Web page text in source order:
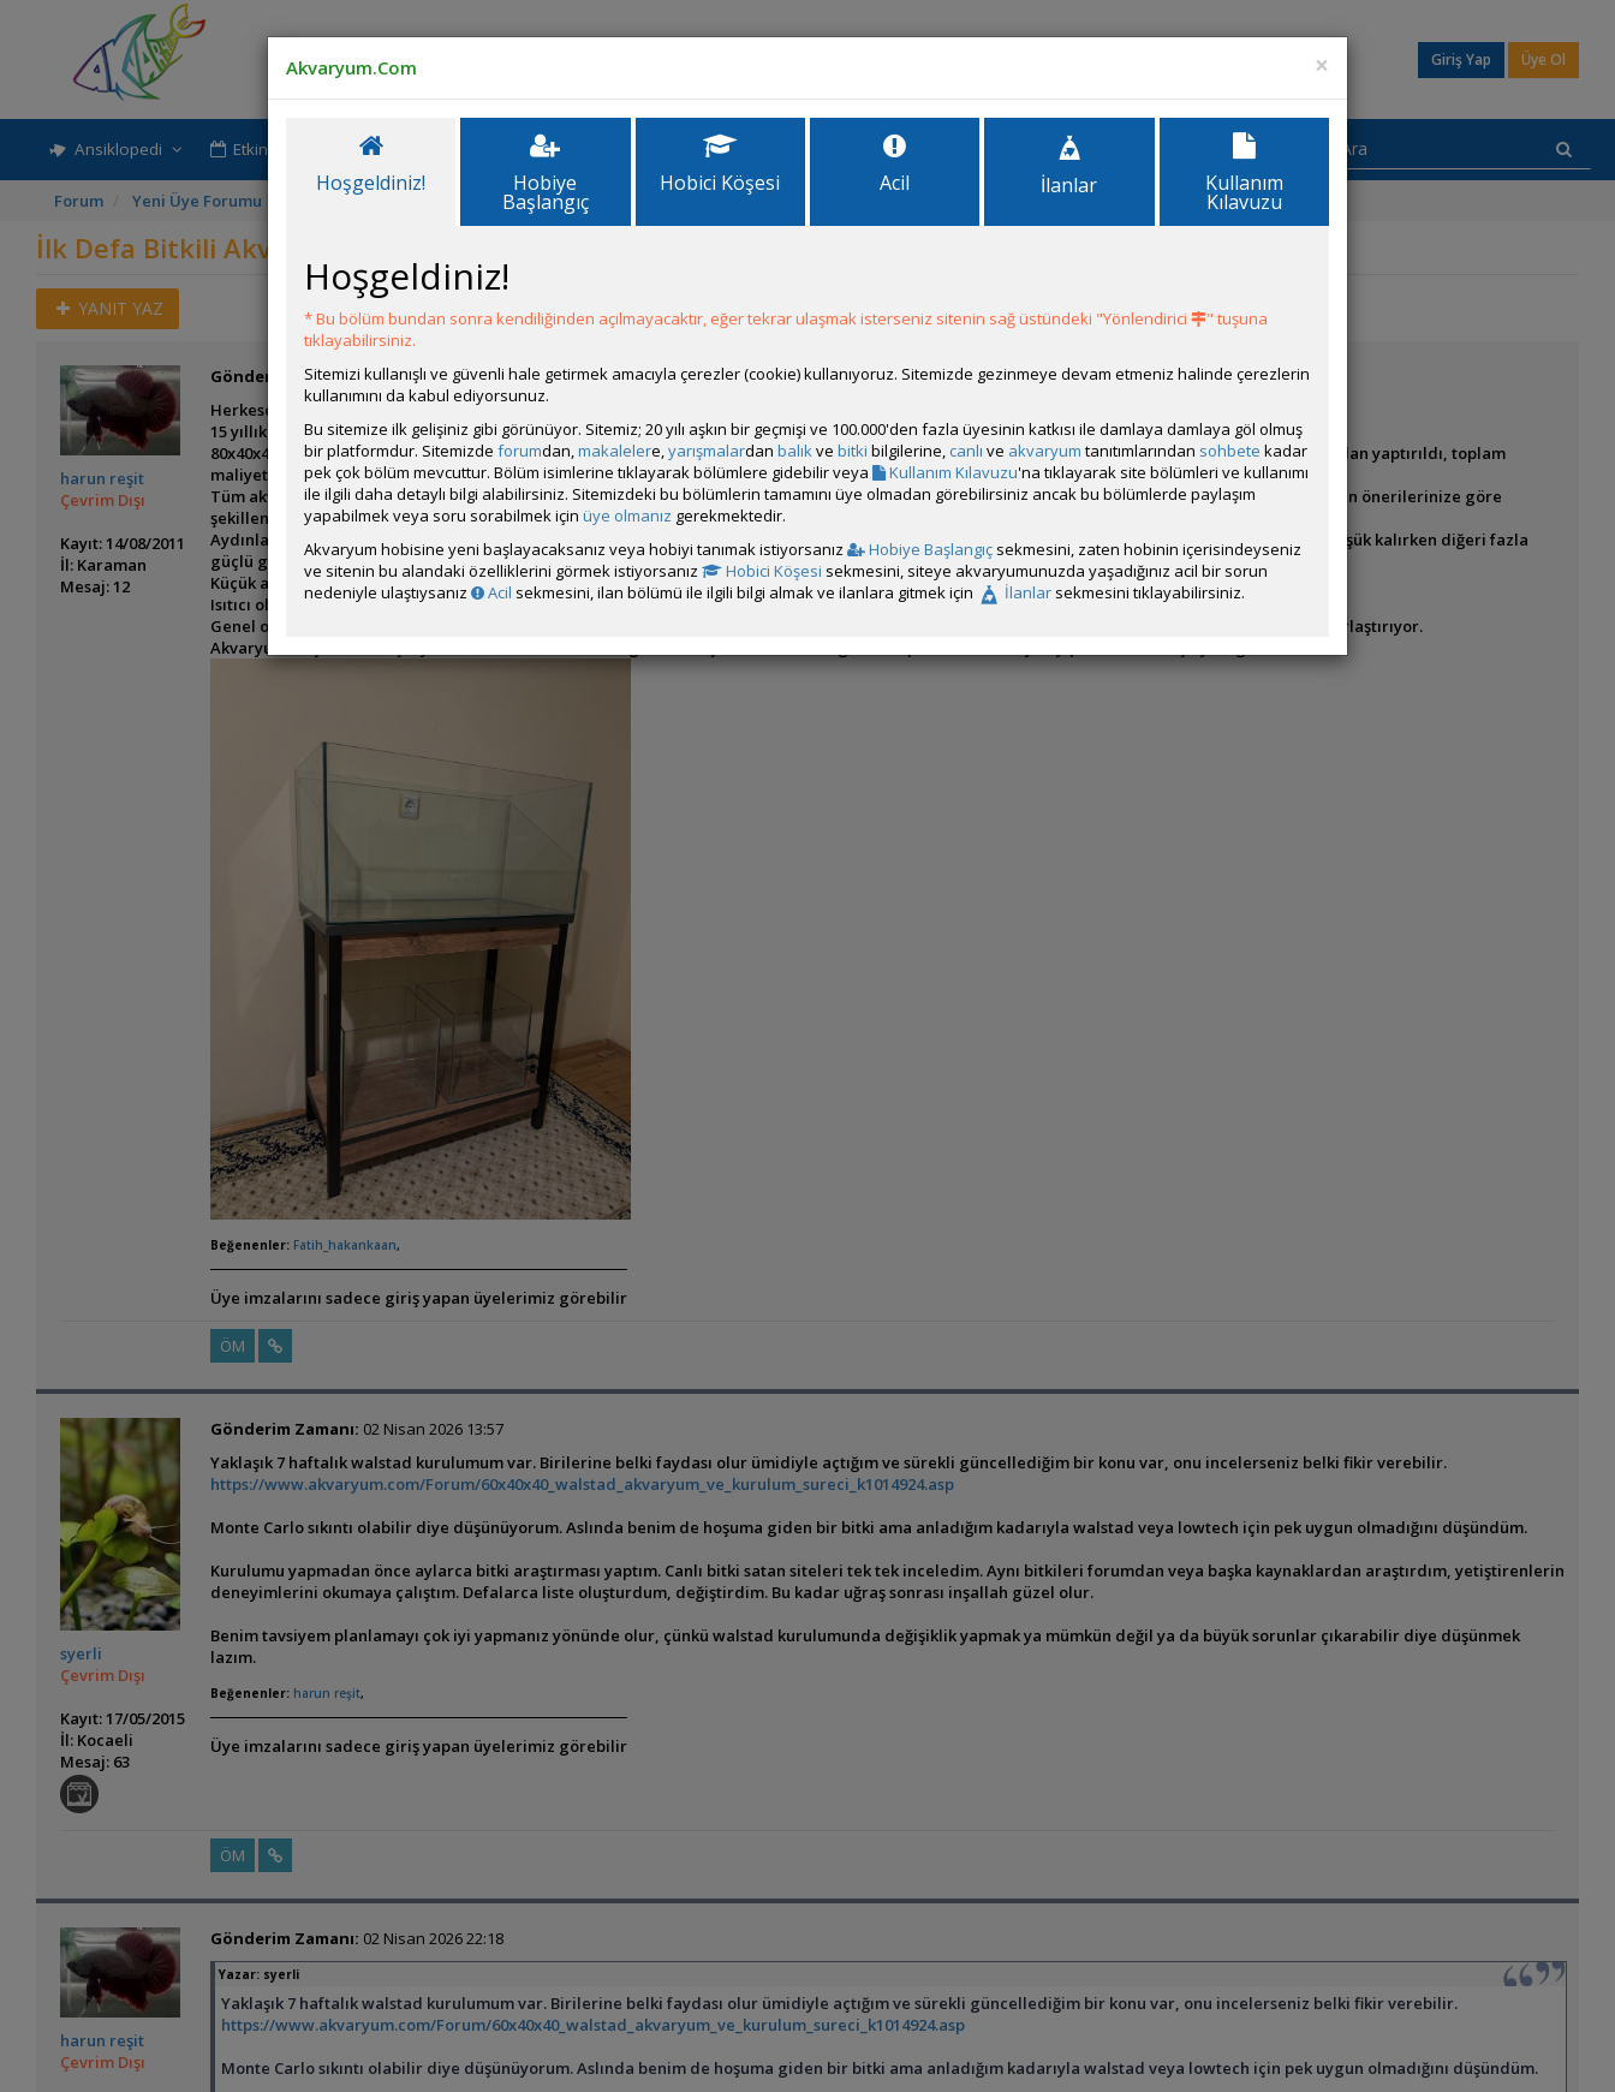
Giriş Yap Üye Ol
Ansiklopedi Etkinlik-Paylaşım İlanlar Forum
Forum Yeni Üye Forumu İlk Defa Bitkili Akvaryum Kuruyorum
İlk Defa Bitkili Akvaryum Kuruyorum
YANIT YAZ
harun reşit
Çevrim Dışı
Kayıt: 14/08/2011
İl: Karaman
Mesaj: 12
Gönderim Zamanı: 02 Nisan 2026 00:10
Herkese merhaba,
15 yıllık bir aradan sonra dönüş yapmaya çalıştığım akvaryum hobisinde önerilerinize ihtiyacım var.
80x40x40 bitkili akvaryum ve 2 adet 30x30x30 bitkili betta akvaryumu kuracağım.(Merak edenler için 3 akvaryumun tamamı 8mm ve 4mm normal camdan yaptırıldı, toplam
maliyet 3.500 TL oldu)
Tüm akvaryumları Walstad metoduyla kuracağım. Tabanda “halı görünümü” tam oluşmasa da Monte Carlo kullanmak istiyorum. Diğer bitkileri ise sizin önerilerinize göre
şekillendireceğim.
Aydınlatmada Armatürk markasının 80 cm akvaryumlar için iki modeli var. "34W – 6500K – 1400 lümen" ve "66W – 6500K – 11300 lümen". Sanırım biri düşük kalırken diğeri fazla
güçlü geliyor. Bu ölçülerde Walstad/low-tech kurulum için hangisi daha uygun olur ? Ne önerirsiniz ?
Küçük akvaryumlar için masa lambası+ led ampül kullanacağım.
Isıtıcı olarak Tetra HT-100W modelini almayı düşünüyorum sizce yeterli mi ?
Genel olarak ışık, bitki seçimi, ısıtıcı ve kurulum hakkında tüm önerilerinizi bekliyorum. Özellikle bitkiler konusunda çünkü latince isimler işimi çok zorlaştırıyor.
Akvaryumlar şu anda boş. Aynı masadan bir tane daha gelince küçükleri ona alacağım ve toprak ile bazaltı yıkayıp kuruluma başlayacağım.
Beğenenler: Fatih_hakankaan,
Üye imzalarını sadece giriş yapan üyelerimiz görebilir
ÖM
syerli
Çevrim Dışı
Kayıt: 17/05/2015
İl: Kocaeli
Mesaj: 63
Gönderim Zamanı: 02 Nisan 2026 13:57
Yaklaşık 7 haftalık walstad kurulumum var. Birilerine belki faydası olur ümidiyle açtığım ve sürekli güncellediğim bir konu var, onu incelerseniz belki fikir verebilir.
https://www.akvaryum.com/Forum/60x40x40_walstad_akvaryum_ve_kurulum_sureci_k1014924.asp
Monte Carlo sıkıntı olabilir diye düşünüyorum. Aslında benim de hoşuma giden bir bitki ama anladığım kadarıyla walstad veya lowtech için pek uygun olmadığını düşündüm.
Kurulumu yapmadan önce aylarca bitki araştırması yaptım. Canlı bitki satan siteleri tek tek inceledim. Aynı bitkileri forumdan veya başka kaynaklardan araştırdım, yetiştirenlerin
deneyimlerini okumaya çalıştım. Defalarca liste oluşturdum, değiştirdim. Bu kadar uğraş sonrası inşallah güzel olur.
Benim tavsiyem planlamayı çok iyi yapmanız yönünde olur, çünkü walstad kurulumunda değişiklik yapmak ya mümkün değil ya da büyük sorunlar çıkarabilir diye düşünmek
lazım.
Beğenenler: harun reşit,
Üye imzalarını sadece giriş yapan üyelerimiz görebilir
ÖM
harun reşit
Çevrim Dışı
Gönderim Zamanı: 02 Nisan 2026 22:18
Yazar: syerli
Yaklaşık 7 haftalık walstad kurulumum var. Birilerine belki faydası olur ümidiyle açtığım ve sürekli güncellediğim bir konu var, onu incelerseniz belki fikir verebilir.
https://www.akvaryum.com/Forum/60x40x40_walstad_akvaryum_ve_kurulum_sureci_k1014924.asp
Monte Carlo sıkıntı olabilir diye düşünüyorum. Aslında benim de hoşuma giden bir bitki ama anladığım kadarıyla walstad veya lowtech için pek uygun olmadığını düşündüm.
×
Akvaryum.Com
Hoşgeldiniz! Hobiye
Başlangıç
Hobici Köşesi Acil İlanlar Kullanım
Kılavuzu
Hoşgeldiniz!
* Bu bölüm bundan sonra kendiliğinden açılmayacaktır, eğer tekrar ulaşmak isterseniz sitenin sağ üstündeki "Yönlendirici
" tuşuna
tıklayabilirsiniz.
Sitemizi kullanışlı ve güvenli hale getirmek amacıyla çerezler (cookie) kullanıyoruz. Sitemizde gezinmeye devam etmeniz halinde çerezlerin
kullanımını da kabul ediyorsunuz.
Bu sitemize ilk gelişiniz gibi görünüyor. Sitemiz; 20 yılı aşkın bir geçmişi ve 100.000'den fazla üyesinin katkısı ile damlaya damlaya göl olmuş
bir platformdur. Sitemizde forumdan,makalelere,yarışmalardan balıkve bitki bilgilerine, canlı ve akvaryum tanıtımlarından sohbete kadar
pek çok bölüm mevcuttur. Bölüm isimlerine tıklayarak bölümlere gidebilir veya
Kullanım Kılavuzu'na tıklayarak site bölümleri ve kullanımı
ile ilgili daha detaylı bilgi alabilirsiniz. Sitemizdeki bu bölümlerin tamamını üye olmadan görebilirsiniz ancak bu bölümlerde paylaşım
yapabilmek veya soru sorabilmek için üye olmanız gerekmektedir.
Akvaryum hobisine yeni başlayacaksanız veya hobiyi tanımak istiyorsanız
Hobiye Başlangıç sekmesini, zaten hobinin içerisindeyseniz
ve sitenin bu alandaki özelliklerini görmek istiyorsanız
Hobici Köşesi sekmesini, siteye akvaryumunuzda yaşadığınız acil bir sorun
nedeniyle ulaştıysanız
Acil sekmesini, ilan bölümü ile ilgili bilgi almak ve ilanlara gitmek için İlanlar sekmesini tıklayabilirsiniz.